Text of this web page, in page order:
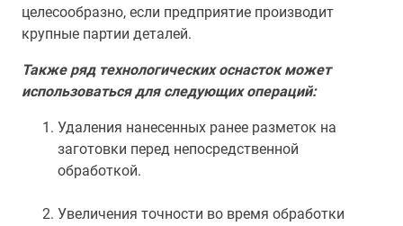
целесообразно, если предприятие производит
крупные партии деталей.
Также ряд технологических оснасток может
использоваться для следующих операций:
Удаления нанесенных ранее разметок на
заготовки перед непосредственной
обработкой.
Увеличения точности во время обработки